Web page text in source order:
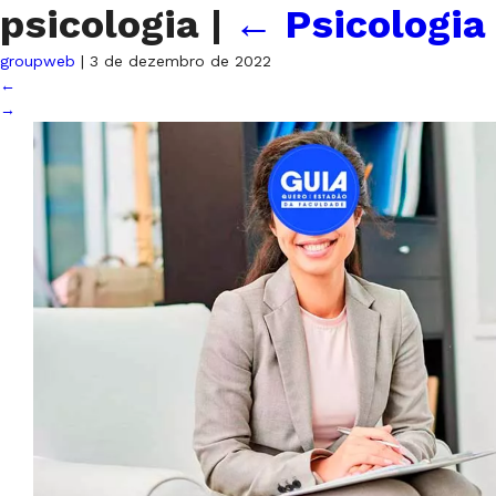
psicologia | ← Psicologia
groupweb | 3 de dezembro de 2022
←
→